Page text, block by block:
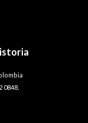
0848.